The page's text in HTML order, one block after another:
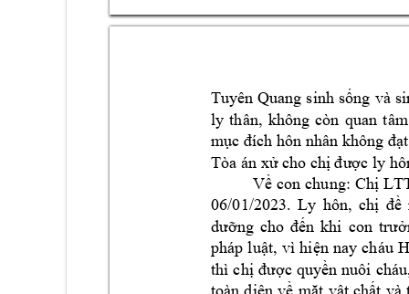
   
     

   
06/01/2023.    
    
     
    